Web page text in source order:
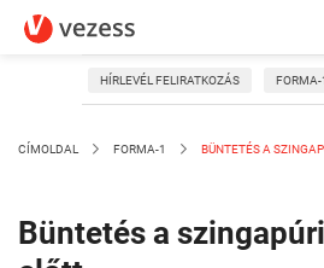
HÍRLEVÉL FELIRATKOZÁS
CÍMOLDAL FORMA-1 BÜNTETÉS A
Büntetés a